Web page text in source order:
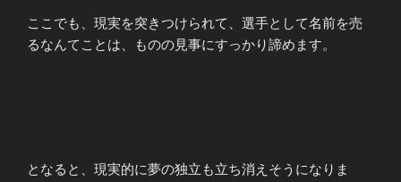
ここでも、現実を突きつけられて、選手として名前を売
るなんてことは、ものの見事にすっかり諦めます。
となると、現実的に夢の独立も立ち消えそうになりま